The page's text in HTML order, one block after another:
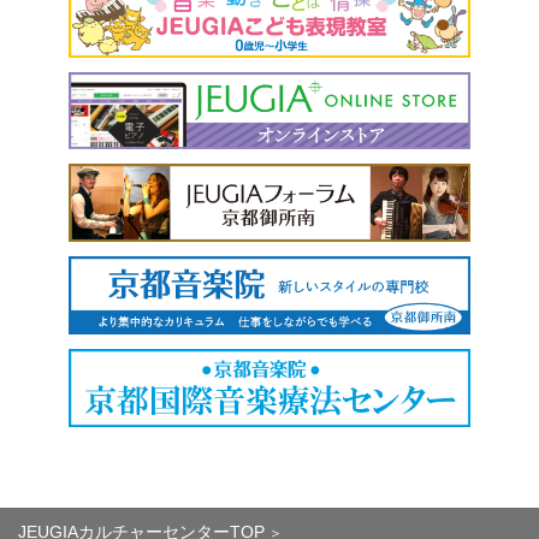
JEUGIAカルチャーセンターTOP